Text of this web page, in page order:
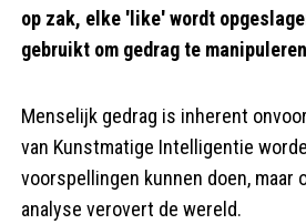
op zak, elke 'like' wordt
gebruikt om gedrag te
Menselijk gedrag is inherent
van Kunstmatige Intelligentie
voorspellingen kunnen doen, maar
analyse verovert de wereld.